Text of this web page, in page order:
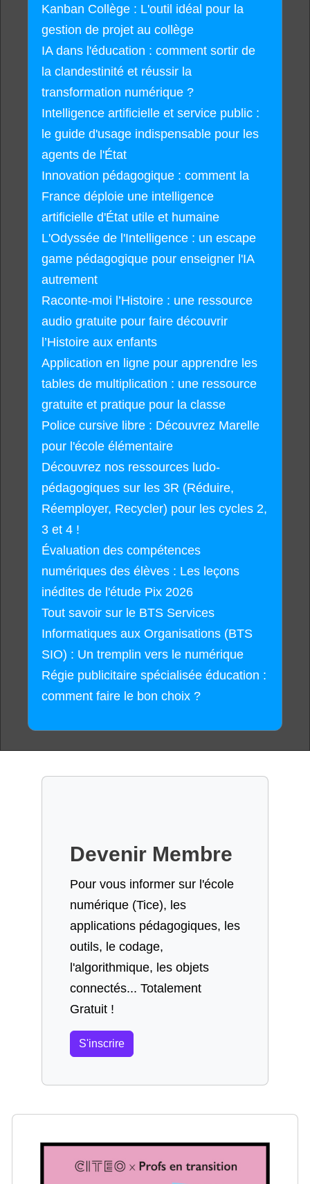
Kanban Collège : L'outil idéal pour la
gestion de projet au collège
IA dans l'éducation : comment sortir de
la clandestinité et réussir la
transformation numérique ?
Intelligence artificielle et service public :
le guide d'usage indispensable pour les
agents de l'État
Innovation pédagogique : comment la
France déploie une intelligence
artificielle d'État utile et humaine
L'Odyssée de l'Intelligence : un escape
game pédagogique pour enseigner l'IA
autrement
Raconte-moi l’Histoire : une ressource
audio gratuite pour faire découvrir
l’Histoire aux enfants
Application en ligne pour apprendre les
tables de multiplication : une ressource
gratuite et pratique pour la classe
Police cursive libre : Découvrez Marelle
pour l'école élémentaire
Découvrez nos ressources ludo-
pédagogiques sur les 3R (Réduire,
Réemployer, Recycler) pour les cycles 2,
3 et 4 !
Évaluation des compétences
numériques des élèves : Les leçons
inédites de l'étude Pix 2026
Tout savoir sur le BTS Services
Informatiques aux Organisations (BTS
SIO) : Un tremplin vers le numérique
Régie publicitaire spécialisée éducation :
comment faire le bon choix ?
Devenir Membre
Pour vous informer sur l'école
numérique (Tice), les
applications pédagogiques, les
outils, le codage,
l'algorithmique, les objets
connectés... Totalement
Gratuit !
S'inscrire